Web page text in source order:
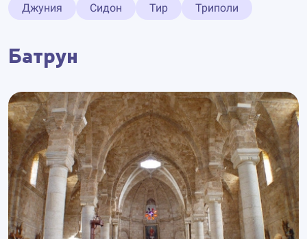
Джуния
Сидон Тир Триполи
Батрун